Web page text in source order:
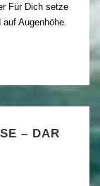
Für Dich setze
Augenhöhe.
– DAR